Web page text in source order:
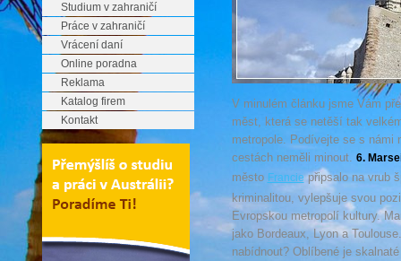
Studium v zahraničí
Práce v zahraničí
Vrácení daní
Online poradna
Reklama
Katalog firem
Kontakt
V minulém článku jsme Vám
měst, která se netěší tak
metropole. Podívejte se s námi
cestách neměli minout. 6.
město Franciepřipsalo na vrub
kriminalitou, vylepšuje svou
Evropskou metropolí kultury.
jako Bordeaux, Lyon a
nabídnout? Oblíbené je